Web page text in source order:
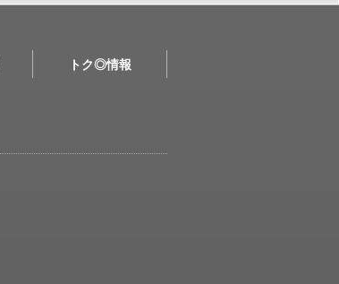
トク◎情報